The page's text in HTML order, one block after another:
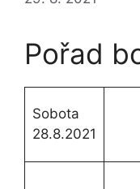
Pořad
Sobota
28.8.2021